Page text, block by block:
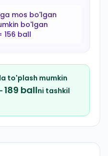
mos bo'lgan
bo'lgan
156 ball
to'plash mumkin
189 ballni tashkil